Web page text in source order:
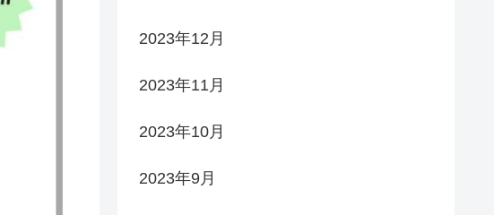
2023年12月
2023年11月
2023年10月
2023年9月